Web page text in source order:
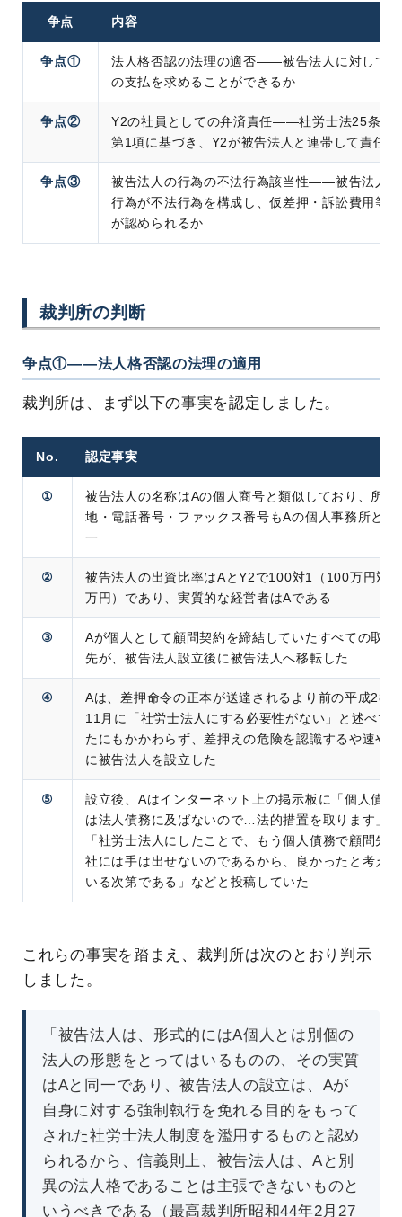
争点 内容
争点①
法人格否認の法理の適否――被告法人に対してA
の支払を求めることができるか
争点②
Y2の社員としての弁済責任――社労士法25条の
第1項に基づき、Y2が被告法人と連帯して責任
争点③
被告法人の行為の不法行為該当性――被告法人
行為が不法行為を構成し、仮差押・訴訟費用等
が認められるか
裁判所の判断
争点①――法人格否認の法理の適用
裁判所は、まず以下の事実を認定しました。
No. 認定事実
①
被告法人の名称はAの個人商号と類似しており、所在
地・電話番号・ファックス番号もAの個人事務所と同
一
②
被告法人の出資比率はAとY2で100対1（100万円対1
万円）であり、実質的な経営者はAである
③
Aが個人として顧問契約を締結していたすべての取引
先が、被告法人設立後に被告法人へ移転した
④
Aは、差押命令の正本が送達されるより前の平成28年
11月に「社労士法人にする必要性がない」と述べて
たにもかかわらず、差押えの危険を認識するや速やか
に被告法人を設立した
⑤
設立後、Aはインターネット上の掲示板に「個人債務
は法人債務に及ばないので…法的措置を取ります」
「社労士法人にしたことで、もう個人債務で顧問先会
社には手は出せないのであるから、良かったと考えて
いる次第である」などと投稿していた
これらの事実を踏まえ、裁判所は次のとおり判示
しました。
「被告法人は、形式的にはA個人とは別個の
法人の形態をとってはいるものの、その実質
はAと同一であり、被告法人の設立は、Aが
自身に対する強制執行を免れる目的をもって
された社労士法人制度を濫用するものと認め
られるから、信義則上、被告法人は、Aと別
異の法人格であることは主張できないものと
いうべきである（最高裁判所昭和44年2月27